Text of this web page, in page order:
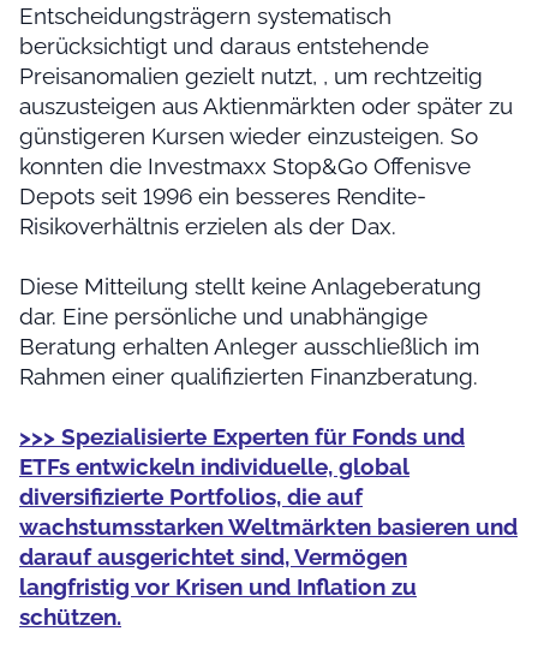
Entscheidungsträgern systematisch
berücksichtigt und daraus entstehende
Preisanomalien gezielt nutzt, , um rechtzeitig
auszusteigen aus Aktienmärkten oder später zu
günstigeren Kursen wieder einzusteigen. So
konnten die Investmaxx Stop&Go Offenisve
Depots seit 1996 ein besseres Rendite-
Risikoverhältnis erzielen als der Dax.
Diese Mitteilung stellt keine Anlageberatung
dar. Eine persönliche und unabhängige
Beratung erhalten Anleger ausschließlich im
Rahmen einer qualifizierten Finanzberatung.
>>> Spezialisierte Experten für Fonds und
ETFs entwickeln individuelle, global
diversifizierte Portfolios, die auf
wachstumsstarken Weltmärkten basieren und
darauf ausgerichtet sind, Vermögen
langfristig vor Krisen und Inflation zu
schützen.